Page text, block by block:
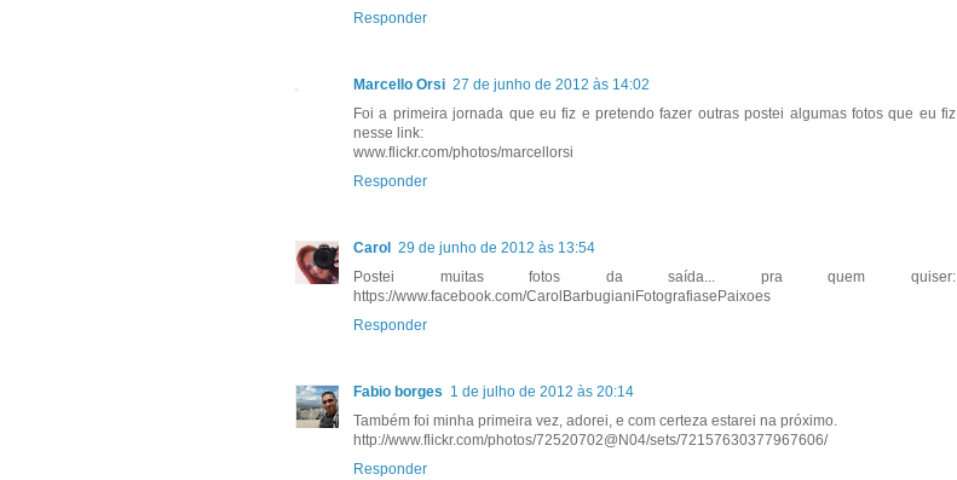
Responder
Marcello Orsi 27 de junho de 2012 às 14:02
Foi a primeira jornada que eu fiz e pretendo fazer outras postei algumas fotos que eu fiz
nesse link:
www.flickr.com/photos/marcellorsi
Responder
Carol
29 de junho de 2012 às 13:54
Postei muitas fotos da saída... pra quem quiser:
https://www.facebook.com/CarolBarbugianiFotografiasePaixoes
Responder
Fabio borges 1 de julho de 2012 às 20:14
Também foi minha primeira vez, adorei, e com certeza estarei na próximo.
http://www.flickr.com/photos/72520702@N04/sets/72157630377967606/
Responder